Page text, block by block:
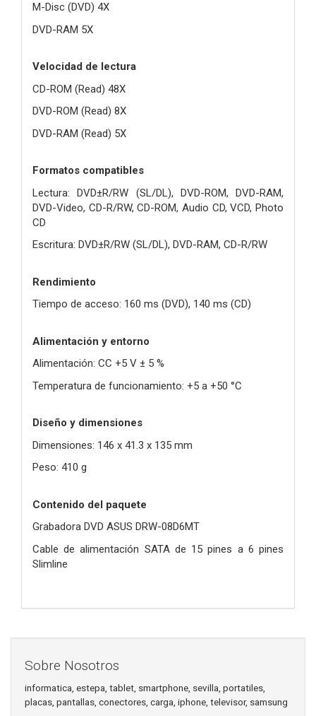
M-Disc (DVD) 4X
DVD-RAM 5X
Velocidad de lectura
CD-ROM (Read) 48X
DVD-ROM (Read) 8X
DVD-RAM (Read) 5X
Formatos compatibles
Lectura: DVD±R/RW (SL/DL), DVD-ROM, DVD-RAM,
DVD-Video, CD-R/RW, CD-ROM, Audio CD, VCD, Photo
CD
Escritura: DVD±R/RW (SL/DL), DVD-RAM, CD-R/RW
Rendimiento
Tiempo de acceso: 160 ms (DVD), 140 ms (CD)
Alimentación y entorno
Alimentación: CC +5 V ± 5 %
Temperatura de funcionamiento: +5 a +50 °C
Diseño y dimensiones
Dimensiones: 146 x 41.3 x 135 mm
Peso: 410 g
Contenido del paquete
Grabadora DVD ASUS DRW-08D6MT
Cable de alimentación SATA de 15 pines a 6 pines
Slimline
Sobre Nosotros
informatica, estepa, tablet, smartphone, sevilla, portatiles,
placas, pantallas, conectores, carga, iphone, televisor, samsung